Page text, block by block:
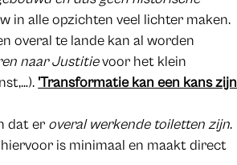
in alle opzichten veel lichter maken.
overal te lande kan al worden
naar Justitievoor het klein
'Transformatie kan een kans zijn
dat er overal werkende toiletten zijn.
is minimaal en maakt direct